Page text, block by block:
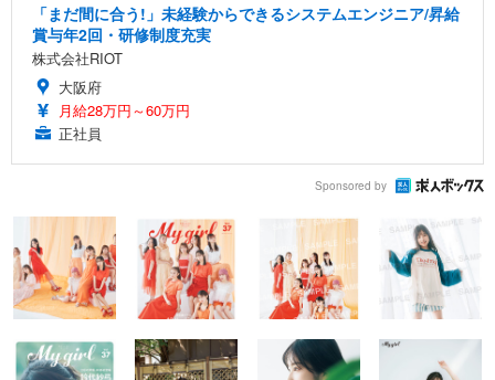
「まだ間に合う!」未経験からできるシステムエンジニア/昇給
賞与年2回・研修制度充実
株式会社RIOT
大阪府
月給28万円～60万円
正社員
Sponsored by